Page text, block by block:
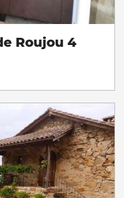
Roujou 4